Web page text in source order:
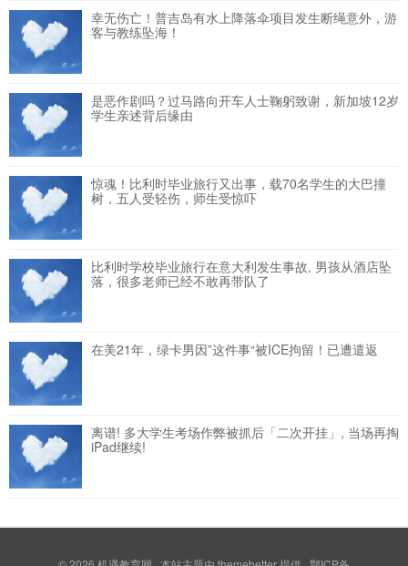
幸无伤亡！普吉岛有水上降落伞项目发生断绳意外，游
客与教练坠海！
是恶作剧吗？过马路向开车人士鞠躬致谢，新加坡12岁
学生亲述背后缘由
惊魂！比利时毕业旅行又出事，载70名学生的大巴撞
树，五人受轻伤，师生受惊吓
比利时学校毕业旅行在意大利发生事故, 男孩从酒店坠
落，很多老师已经不敢再带队了
在美21年，绿卡男因”这件事“被ICE拘留！已遭遣返
离谱! 多大学生考场作弊被抓后「二次开挂」, 当场再掏
iPad继续!